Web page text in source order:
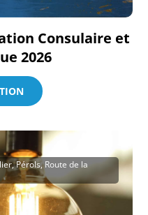
Consulaire et
2026
Pérols, Route de la